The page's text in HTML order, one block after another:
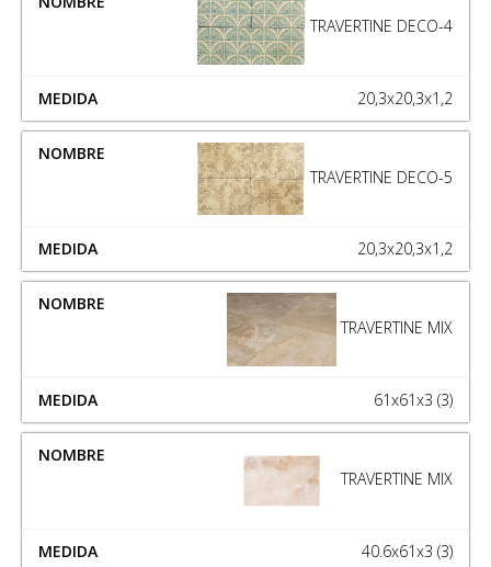
TRAVERTINE DECO-4
20,3x20,3x1,2
TRAVERTINE DECO-5
20,3x20,3x1,2
TRAVERTINE MIX
61x61x3 (3)
TRAVERTINE MIX
40.6x61x3 (3)